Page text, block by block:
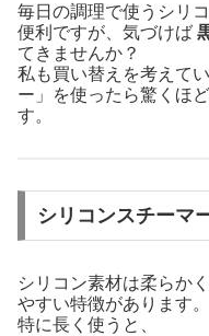
毎日の調理で使うシリ
便利ですが、気づけば
てきませんか？
私も買い替えを考えて
ー」を使ったら驚くほ
す。
シリコンスチーマ
シリコン素材は柔らか
やすい特徴があります。
特に長く使うと、